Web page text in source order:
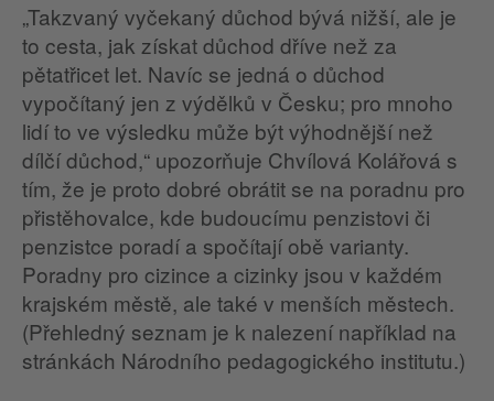
„Takzvaný vyčekaný důchod bývá nižší, ale je
to cesta, jak získat důchod dříve než za
pětatřicet let. Navíc se jedná o důchod
vypočítaný jen z výdělků v Česku; pro mnoho
lidí to ve výsledku může být výhodnější než
dílčí důchod,“ upozorňuje Chvílová Kolářová s
tím, že je proto dobré obrátit se na poradnu pro
přistěhovalce, kde budoucímu penzistovi či
penzistce poradí a spočítají obě varianty.
Poradny pro cizince a cizinky jsou v každém
krajském městě, ale také v menších městech.
(Přehledný seznam je k nalezení například na
stránkách Národního pedagogického institutu.)